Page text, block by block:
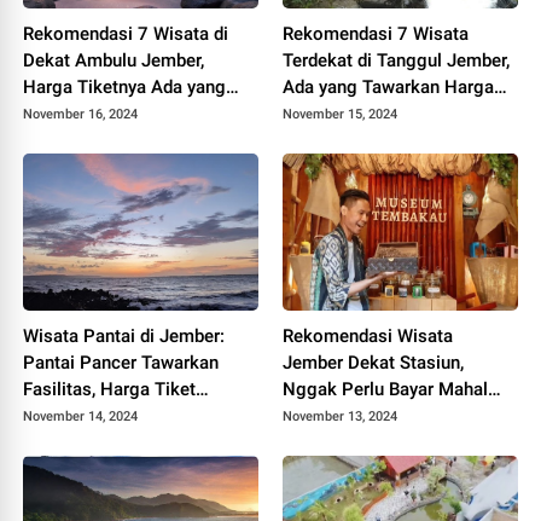
Rekomendasi 7 Wisata di
Dekat Ambulu Jember,
Harga Tiketnya Ada yang
Cuma 2 Ribu
November 16, 2024
Rekomendasi 7 Wisata
Terdekat di Tanggul Jember,
Ada yang Tawarkan Harga
Tiket Murah hingga Gratis
November 15, 2024
Wisata Pantai di Jember:
Pantai Pancer Tawarkan
Fasilitas, Harga Tiket
Masuk, Rute yang Ramah
Mulai Remaja hingga Lansia
November 14, 2024
Rekomendasi Wisata
Jember Dekat Stasiun,
Nggak Perlu Bayar Mahal
Lagi Udah Pasti Liburan
November 13, 2024